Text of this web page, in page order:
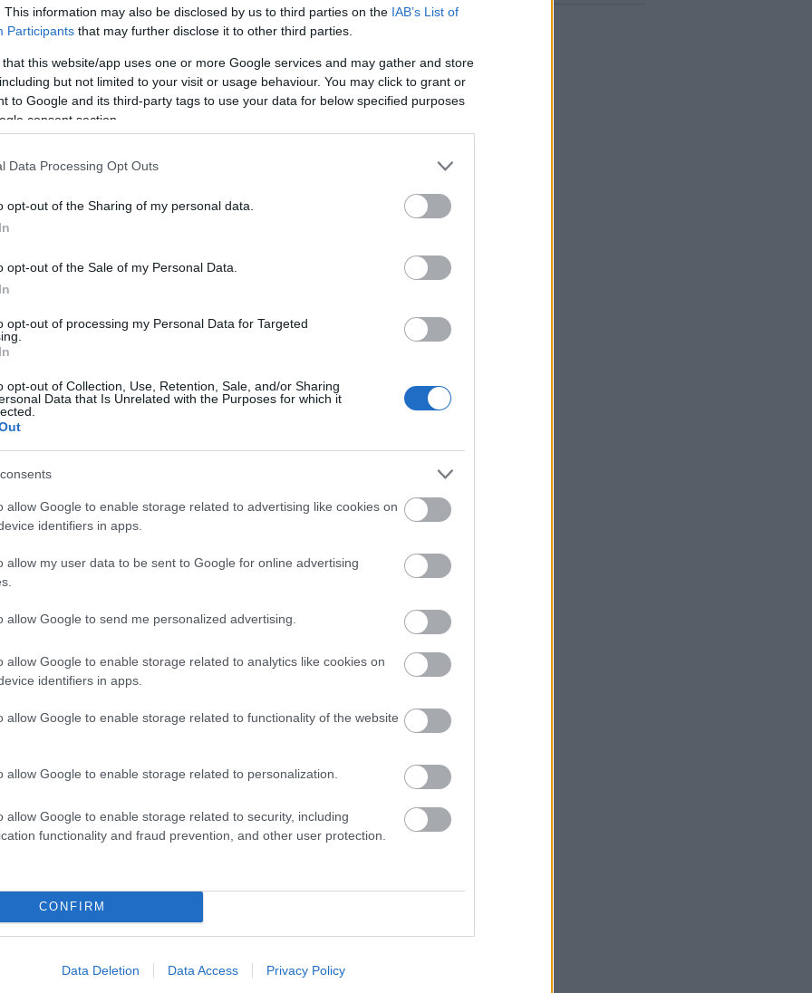
This information may also be disclosed by us to third parties on the IAB’s List of
Participants that may further disclose it to other third parties.
that this website/app uses one or more Google services and may gather and store
but not limited to your visit or usage behaviour. You may click to grant or
to Google and its third-party tags to use your data for below specified purposes
consent section.
Data Processing Opt Outs
opt-out of the Sharing of my personal data.
opt-out of the Sale of my Personal Data.
opt-out of processing my Personal Data for Targeted
opt-out of Collection, Use, Retention, Sale, and/or Sharing
Data that Is Unrelated with the Purposes for which it
allow Google to enable storage related to advertising like cookies on
identifiers in apps.
allow my user data to be sent to Google for online advertising
allow Google to send me personalized advertising.
allow Google to enable storage related to analytics like cookies on
identifiers in apps.
allow Google to enable storage related to functionality of the website
allow Google to enable storage related to personalization.
allow Google to enable storage related to security, including
functionality and fraud prevention, and other user protection.
CONFIRM
Data Deletion Data Access Privacy Policy
nyelvű nagylemezetek, aCsillagból emberré. Mennyire
fogadtatása?
energia összefüggésében mi csípjük az albumot. A
lettünk világsztárok, mert arról hallottunk volna… :)
Bár én úgy érzem, hogy ez valami új sztorinak a nyitánya
és ez, illetve az operatőr, Polonyi András szakértelme és
tekintő klipet szerettünk volna, hiszen a dal is egy belső útról
klipforgatásunk. Le a kalappal az alkotók előtt. Mind a helyszín
a hangulat és ez szerintem a képeken is átjön.
zenei palettán?
szeretném, ha hűek tudnánk maradni önmagunkhoz, a Turbo
azt a bizonyos energianyalábot meglovagolva az élő
amiből manapság a media felerősödött zajában igen kevés
én az Instant - Fogas Komplexumban?
dalainak kibontott verzióira
Ez a mi pályánk, ahol összeadódnak az energiák. Várjuk
készültek,Polonyi AndrásésVigh Dávid
harminc dala közé is bejutottak,